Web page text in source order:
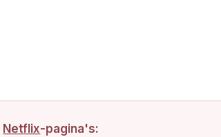
Netflix-pagina's: